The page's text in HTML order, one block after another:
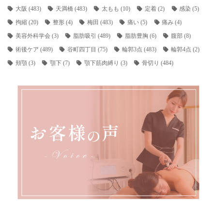
大阪 (483) 天満橋(483) 太もも (10) 定着 (2) 感染 (5)
拘縮(20) 整形(4) 梅田 (483) 痛い (5) 痛み (4)
美容外科学会(3) 脂肪吸引 (489) 脂肪豊胸 (6) 腹部 (8)
術後ケア (489) 谷町四丁目 (75) 輪郭3点 (483) 輪郭4点 (2)
頬顎(3) 顎下(7) 顎下筋肉縛り (3) 骨切り (484)